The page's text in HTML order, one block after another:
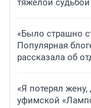
тяжелой
«Было страшно
Популярная
рассказала об
«Я потерял жену,
уфимской